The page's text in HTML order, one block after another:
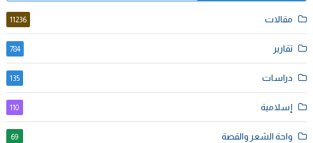
مقالات 11236
تقارير 784
دراسات 135
إسلامية 110
واحة الشعر والقصة 69